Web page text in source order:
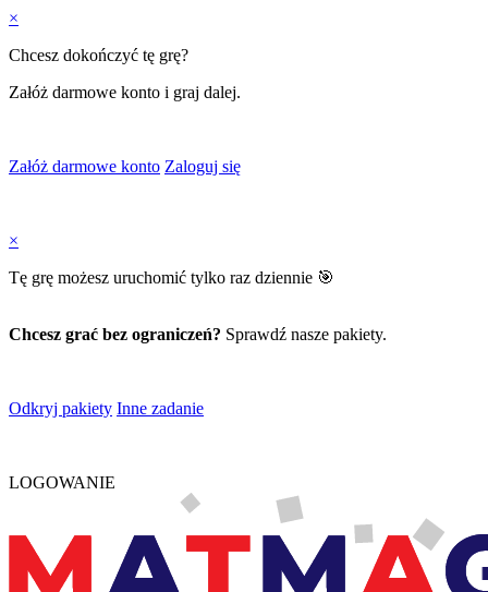
×
Chcesz dokończyć tę grę?
Załóż darmowe konto i graj dalej.
Załóż darmowe konto Zaloguj się
×
Tę grę możesz uruchomić tylko raz dziennie 🎯
Chcesz grać bez ograniczeń? Sprawdź nasze pakiety.
Odkryj pakiety Inne zadanie
LOGOWANIE